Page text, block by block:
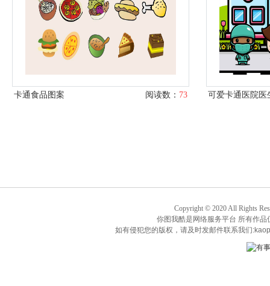
卡通食品图案 阅读数： 73 可爱卡通医院医
Copyright © 2020 All Rights
你图我酷是网络服务平台 所有作
如有侵犯您的版权，请及时发邮件联系我们